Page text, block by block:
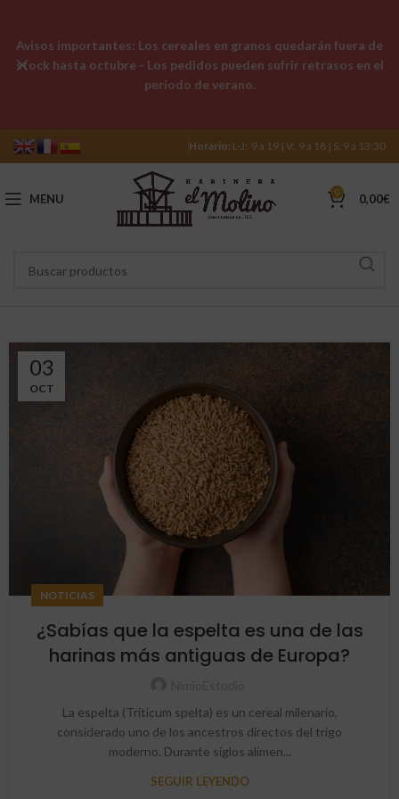
Horario: L-J: 9 a 19 | V: 9 a 18 | S: 9 a 13:30
MENU 0 0,00€
03
OCT
NOTICIAS
¿Sabías que la espelta es una de las
harinas más antiguas de Europa?
La espelta (Triticum spelta) es un cereal milenario,
considerado uno de los ancestros directos del trigo
moderno. Durante siglos alimen...
SEGUIR LEYENDO
Avisos importantes: Los cereales en granos quedarán fuera de
stock hasta octubre - Los pedidos pueden sufrir retrasos en el
período de verano.